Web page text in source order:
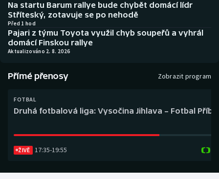
Biatlon
Boby a skeleton
Dostihy
Futsal
Aplikace ČT sport
AZ kvíz
Na startu Barum rallye bude chybět domácí lídr
Stříteský, zotavuje se po nehodě
Před 1 hod
Pajari z týmu Toyota využil chyb soupeřů a vyhrál
domácí Finskou rallye
Aktualizováno 2. 8. 2026
Přímé přenosy Zobrazit program
FOTBAL
Druhá fotbalová liga: Vysočina Jihlava – Fotbal
ŽIVĚ 17:35-19:55